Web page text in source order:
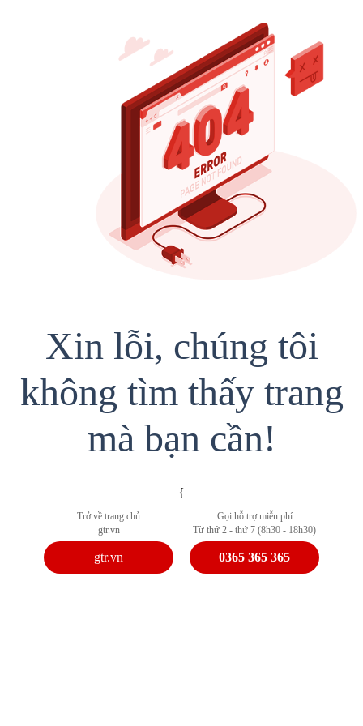
Xin lỗi, chúng tôi
không tìm thấy trang
mà bạn cần!
{
Trở về trang chủ
gtr.vn
gtr.vn
Gọi hỗ trợ miễn phí
Từ thứ 2 - thứ 7 (8h30 - 18h30)
0365 365 365